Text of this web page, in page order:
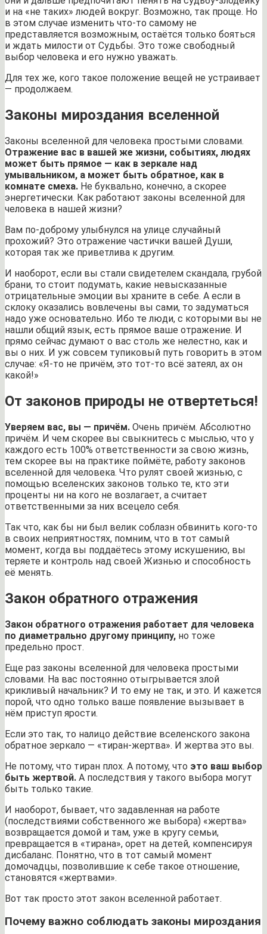
и на «не таких» людей вокруг. Возможно, так проще. Но
в этом случае изменить что-то самому не
представляется возможным, остаётся только бояться
и ждать милости от Судьбы. Это тоже свободный
выбор человека и его нужно уважать.
Для тех же, кого такое положение вещей не устраивает
— продолжаем.
Законы мироздания вселенной
Законы вселенной для человека простыми словами.
Отражение вас в вашей же жизни, событиях, людях
может быть прямое — как в зеркале над
умывальником, а может быть обратное, как в
комнате смеха. Не буквально, конечно, а скорее
энергетически. Как работают законы вселенной для
человека в нашей жизни?
Вам по-доброму улыбнулся на улице случайный
прохожий? Это отражение частички вашей Души,
которая так же приветлива к другим.
И наоборот, если вы стали свидетелем скандала, грубой
брани, то стоит подумать, какие невысказанные
отрицательные эмоции вы храните в себе. А если в
склоку оказались вовлечены вы сами, то задуматься
надо уже основательно. Ибо те люди, с которыми вы не
нашли общий язык, есть прямое ваше отражение. И
прямо сейчас думают о вас столь же нелестно, как и
вы о них. И уж совсем тупиковый путь говорить в этом
случае: «Я-то не причём, это тот-то всё затеял, ах он
какой!»
От законов природы не отвертеться!
Уверяем вас, вы — причём. Очень причём. Абсолютно
причём. И чем скорее вы свыкнитесь с мыслью, что у
каждого есть 100% ответственности за свою жизнь,
тем скорее вы на практике поймёте, работу законов
вселенной для человека. Что рулят своей жизнью, с
помощью вселенских законов только те, кто эти
проценты ни на кого не возлагает, а считает
ответственными за них всецело себя.
Так что, как бы ни был велик соблазн обвинить кого-то
в своих неприятностях, помним, что в тот самый
момент, когда вы поддаётесь этому искушению, вы
теряете и контроль над своей Жизнью и способность
её менять.
Закон обратного отражения
Закон обратного отражения работает для человека
по диаметрально другому принципу, но тоже
предельно прост.
Еще раз законы вселенной для человека простыми
словами. На вас постоянно отыгрывается злой
крикливый начальник? И то ему не так, и это. И кажется
порой, что одно только ваше появление вызывает в
нём приступ ярости.
Если это так, то налицо действие вселенского закона
обратное зеркало — «тиран-жертва». И жертва это вы.
Не потому, что тиран плох. А потому, что это ваш выбор
быть жертвой. А последствия у такого выбора могут
быть только такие.
И наоборот, бывает, что задавленная на работе
(последствиями собственного же выбора) «жертва»
возвращается домой и там, уже в кругу семьи,
превращается в «тирана», орет на детей, компенсируя
дисбаланс. Понятно, что в тот самый момент
домочадцы, позволившие к себе такое отношение,
становятся «жертвами».
Вот так просто этот закон вселенной работает.
Почему важно соблюдать законы мироздания